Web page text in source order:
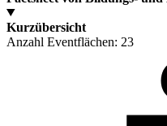
Kurzübersicht
Anzahl Eventflächen: 23